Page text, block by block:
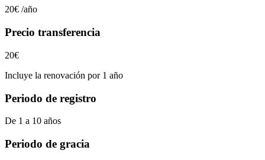
20€ /año
Precio transferencia
20€
Incluye la renovación por 1 año
Periodo de registro
De 1 a 10 años
Periodo de gracia